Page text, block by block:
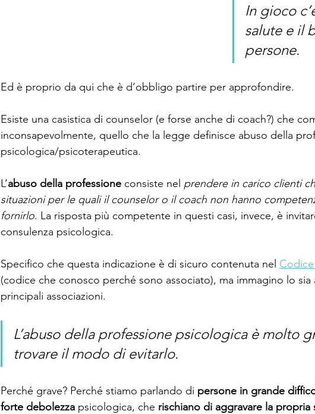
In gioco
salute e il
persone.
Ed è proprio da qui che è d’obbligo partire per approfondire.
Esiste una casistica di counselor (e forse anche di coach?) che
inconsapevolmente, quello che la legge definisce abuso della
psicologica/psicoterapeutica.
L’abuso della professione consiste nel prendere in carico clienti
situazioni per le quali il counselor o il coach non hanno
fornirlo. La risposta più competente in questi casi, invece, è
consulenza psicologica.
Specifico che questa indicazione è di sicuro contenuta nel
(codice che conosco perché sono associato), ma immagino lo sia
principali associazioni.
L’abuso della professione psicologica è molto
trovare il modo di evitarlo.
Perché grave? Perché stiamo parlando di persone in grande
forte debolezza psicologica, che rischiano di aggravare la propria